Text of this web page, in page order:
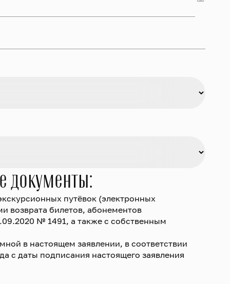
документы:
путёвок (электронных
возврата билетов, абонементов
№ 1491, а также с собственным
в настоящем заявлении, в соответствии
с даты подписания настоящего заявления